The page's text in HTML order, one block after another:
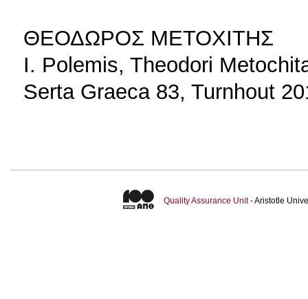
ΘΕΟΔΩΡΟΣ ΜΕΤΟΧΙΤΗΣ
Ι. Polemis, Theodori
Serta Graeca 83, Turnhout
Quality Assurance Unit- Aristotle